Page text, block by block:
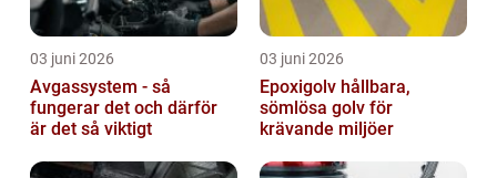
03 juni 2026
Avgassystem - så
fungerar det och därför
är det så viktigt
03 juni 2026
Epoxigolv hållbara,
sömlösa golv för
krävande miljöer